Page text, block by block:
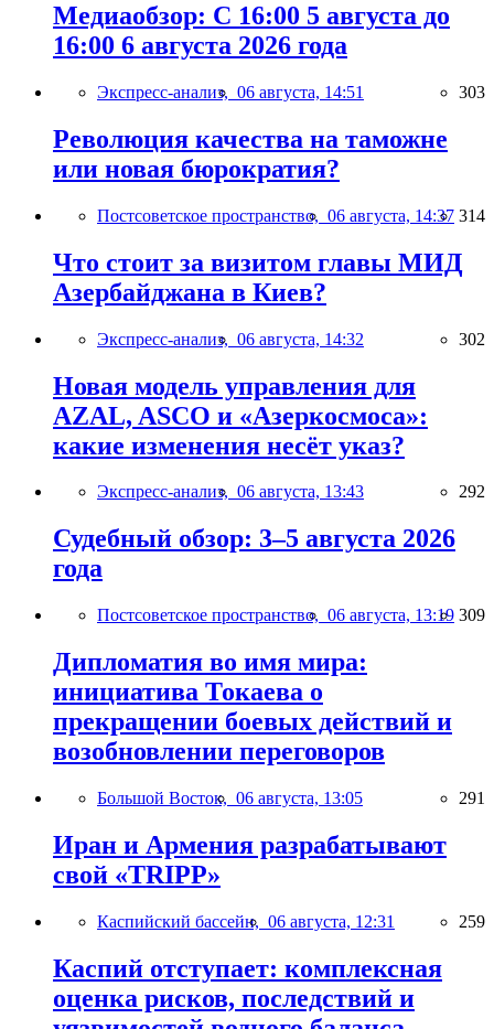
Медиаобзор: С 16:00 5 августа до
16:00 6 августа 2026 года
Экспресс-анализ, 06 августа, 14:51 303
Революция качества на таможне
или новая бюрократия?
Постсоветское пространство, 06 августа, 14:37 314
Что стоит за визитом главы МИД
Азербайджана в Киев?
Экспресс-анализ, 06 августа, 14:32 302
Новая модель управления для
AZAL, ASCO и «Азеркосмоса»:
какие изменения несёт указ?
Экспресс-анализ, 06 августа, 13:43 292
Судебный обзор: 3–5 августа 2026
года
Постсоветское пространство, 06 августа, 13:19 309
Дипломатия во имя мира:
инициатива Токаева о
прекращении боевых действий и
возобновлении переговоров
Большой Восток, 06 августа, 13:05 291
Иран и Армения разрабатывают
свой «TRIPP»
Каспийский бассейн, 06 августа, 12:31 259
Каспий отступает: комплексная
оценка рисков, последствий и